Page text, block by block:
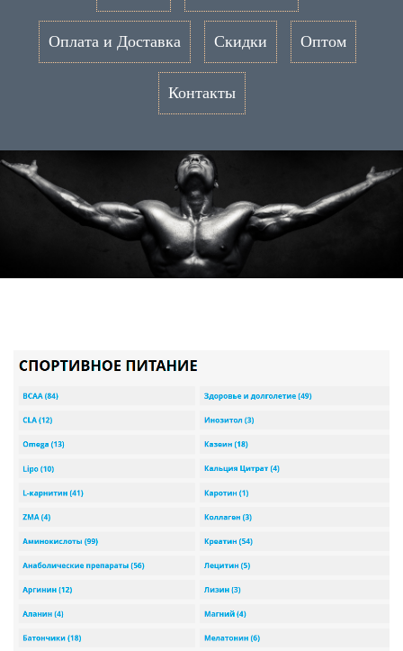
Оплата и Доставка Скидки Оптом
Контакты